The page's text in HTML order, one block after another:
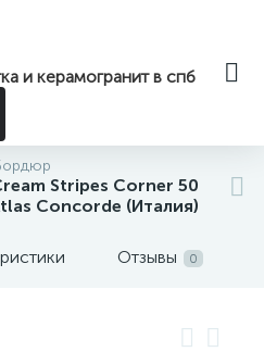
и керамогранит в спб
Stripes Corner 50
Concorde (Италия)
Отзывы 0